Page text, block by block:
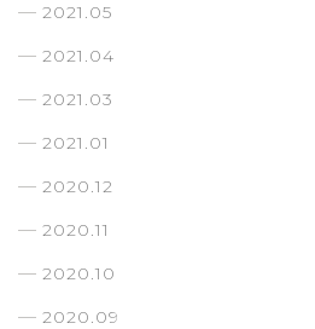
2021.05
2021.04
2021.03
2021.01
2020.12
2020.11
2020.10
2020.09